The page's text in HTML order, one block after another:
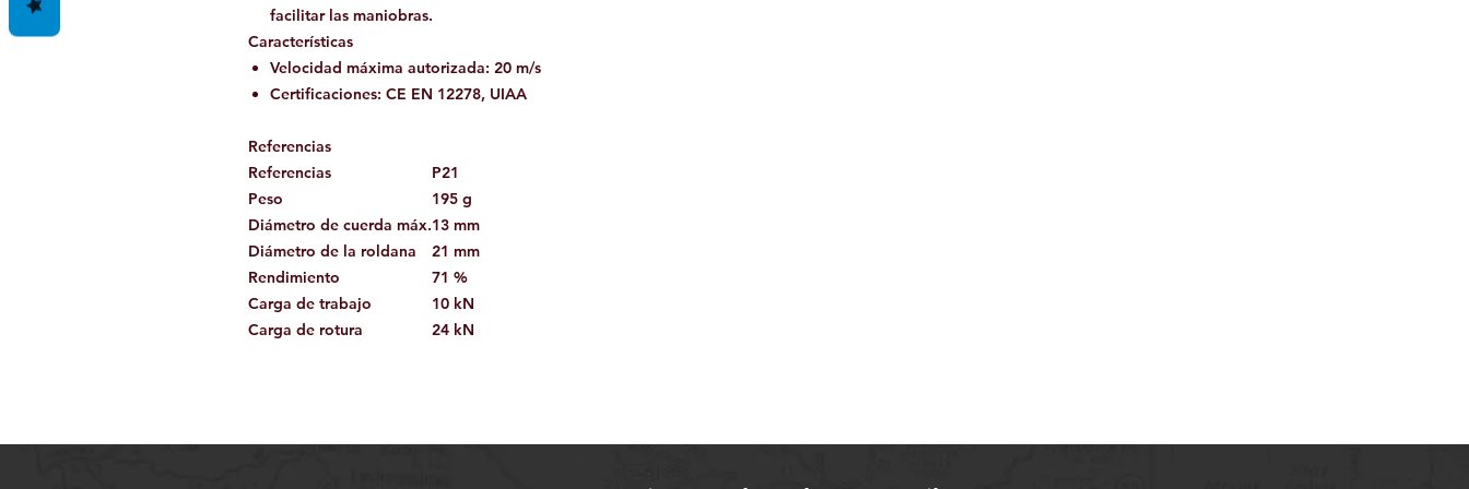
facilitar las maniobras.
Características
Velocidad máxima autorizada: 20 m/s
Certificaciones: CE EN 12278, UIAA
Referencias
Referencias
P21
Peso
195 g
Diámetro de cuerda máx.13 mm
Diámetro de la roldana
21 mm
Rendimiento
71 %
Carga de trabajo
10 kN
Carga de rotura
24 kN